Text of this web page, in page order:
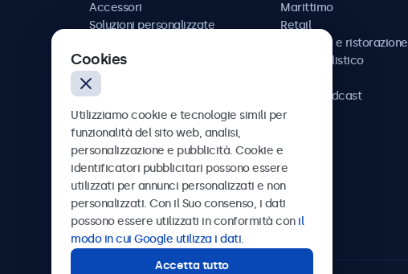
Accessori
Soluzioni personalizzate
Marittimo
Retail
Ospitalità e ristorazione
Automobilistico
AV e broadcast
Sanità
Beetronics
Via Confienza, 10, 10121 Torino, Italia
Cookies
Utilizziamo cookie e tecnologie simili per
funzionalità del sito web, analisi,
personalizzazione e pubblicità. Cookie e
identificatori pubblicitari possono essere
utilizzati per annunci personalizzati e non
personalizzati. Con il Suo consenso, i dati
possono essere utilizzati in conformità con il
modo in cui Google utilizza i dati.
Accetta tutto